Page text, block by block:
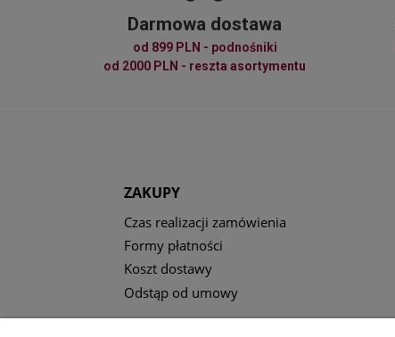
Darmowa dostawa
od 899 PLN - podnośniki
od 2000 PLN - reszta asortymentu
ZAKUPY
Czas realizacji zamówienia
Formy płatności
Koszt dostawy
Odstąp od umowy